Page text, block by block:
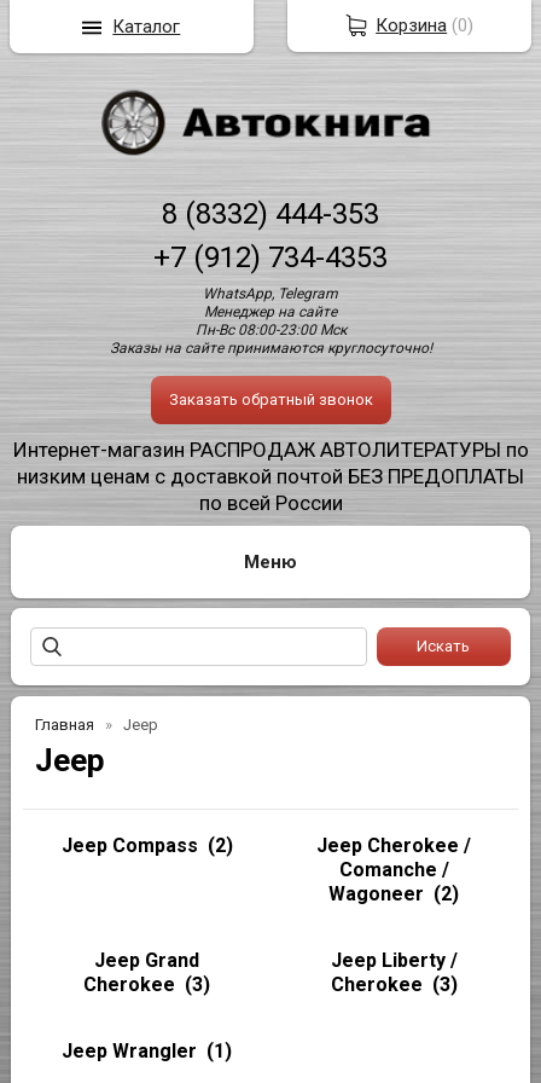
8 (8332) 444-353
+7 (912) 734-4353
WhatsApp, Telegram
Менеджер на сайте
Пн-Вс 08:00-23:00 Мск
Заказы на сайте принимаются круглосуточно!
Заказать обратный звонок
Интернет-магазин РАСПРОДАЖ АВТОЛИТЕРАТУРЫ по
низким ценам с доставкой почтой БЕЗ ПРЕДОПЛАТЫ
по всей России
Главная Jeep
Jeep
Jeep Compass (2)
Jeep Cherokee /
Comanche /
Wagoneer (2)
Jeep Grand
Cherokee (3)
Jeep Liberty /
Cherokee (3)
Jeep Wrangler (1)
Корзина (0)
Каталог